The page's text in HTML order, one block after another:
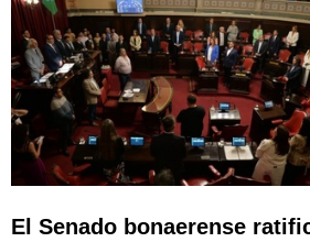
El Senado bonaerense